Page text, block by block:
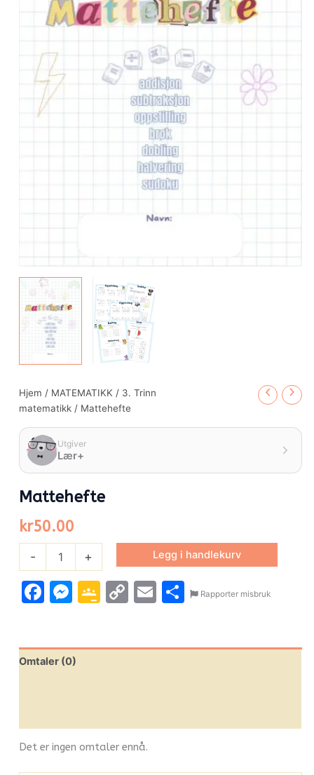
Hjem / MATEMATIKK / 3. Trinn
matematikk / Mattehefte
Utgiver
Lær+
Mattehefte
kr50.00
- + Legg i handlekurv
Facebook
Messenger
Google
CopyEmailShare
Rapporter misbruk
Omtaler (0)
Det er ingen omtaler ennå.